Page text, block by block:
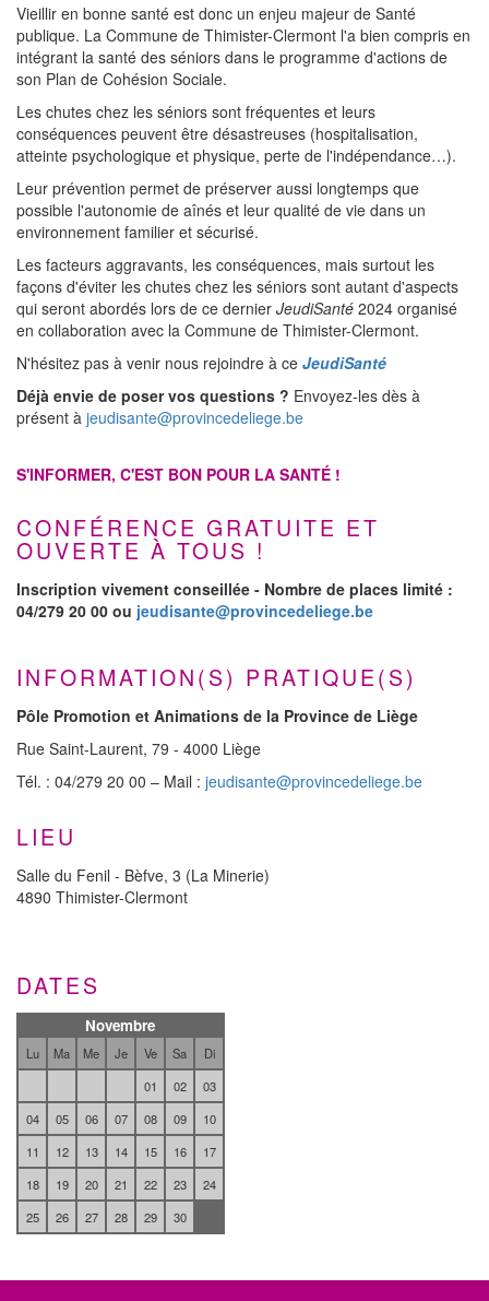
Vieillir en bonne santé est donc un enjeu majeur de Santé
publique. La Commune de Thimister-Clermont l'a bien compris en
intégrant la santé des séniors dans le programme d'actions de
son Plan de Cohésion Sociale.
Les chutes chez les séniors sont fréquentes et leurs
conséquences peuvent être désastreuses (hospitalisation,
atteinte psychologique et physique, perte de l'indépendance…).
Leur prévention permet de préserver aussi longtemps que
possible l'autonomie de aînés et leur qualité de vie dans un
environnement familier et sécurisé.
Les facteurs aggravants, les conséquences, mais surtout les
façons d'éviter les chutes chez les séniors sont autant d'aspects
qui seront abordés lors de ce dernier JeudiSanté 2024 organisé
en collaboration avec la Commune de Thimister-Clermont.
N'hésitez pas à venir nous rejoindre à ce JeudiSanté
Déjà envie de poser vos questions ? Envoyez-les dès à
présent à jeudisante@provincedeliege.be
S'INFORMER, C'EST BON POUR LA SANTÉ !
CONFÉRENCE GRATUITE ET
OUVERTE À TOUS !
Inscription vivement conseillée - Nombre de places limité :
04/279 20 00 ou jeudisante@provincedeliege.be
INFORMATION(S) PRATIQUE(S)
Pôle Promotion et Animations de la Province de Liège
Rue Saint-Laurent, 79 - 4000 Liège
Tél. : 04/279 20 00 – Mail : jeudisante@provincedeliege.be
LIEU
Salle du Fenil - Bèfve, 3 (La Minerie)
4890 Thimister-Clermont
DATES
Novembre
Lu Ma Me Je Ve Sa
Di
01
02
03
04
05 06 07 08 09
10
11
12 13 14 15 16
17
18
19 20 21 22 23
24
25
26 27 28 29 30